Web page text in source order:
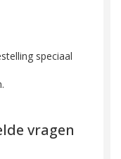
speciaal
vragen